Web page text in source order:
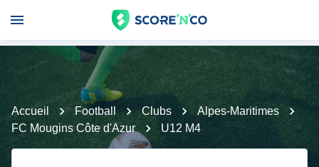
Accueil Football Clubs
Alpes-Maritimes
FC Mougins Côte d'Azur
U12 M4